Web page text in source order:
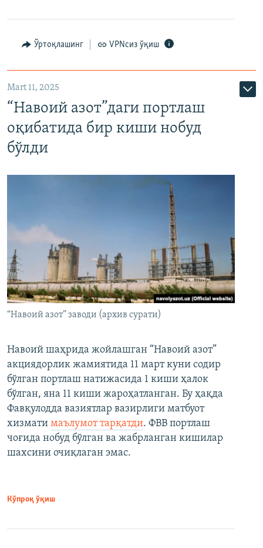
Ўртоқлашинг VPNсиз ўқиш
Mart 11, 2025
“Навоий азот”даги портлаш
оқибатида бир киши нобуд
бўлди
“Навоий азот” заводи (архив сурати)
Навоий шаҳрида жойлашган “Навоий азот”
акциядорлик жамиятида 11 март куни содир
бўлган портлаш натижасида 1 киши ҳалок
бўлган, яна 11 киши жароҳатланган. Бу ҳақда
Фавқулодда вазиятлар вазирлиги матбуот
хизмати маълумот тарқатди. ФВВ портлаш
чоғида нобуд бўлган ва жабрланган кишилар
шахсини очиқлаган эмас.
Кўпроқ ўқиш